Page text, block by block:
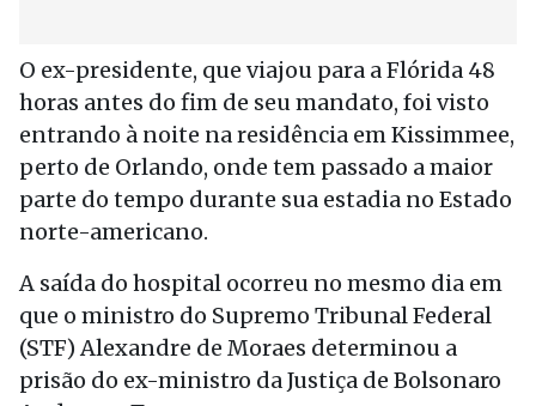
O ex-presidente, que viajou para a Flórida 48
horas antes do fim de seu mandato, foi visto
entrando à noite na residência em Kissimmee,
perto de Orlando, onde tem passado a maior
parte do tempo durante sua estadia no Estado
norte-americano.
A saída do hospital ocorreu no mesmo dia em
que o ministro do Supremo Tribunal Federal
(STF) Alexandre de Moraes determinou a
prisão do ex-ministro da Justiça de Bolsonaro